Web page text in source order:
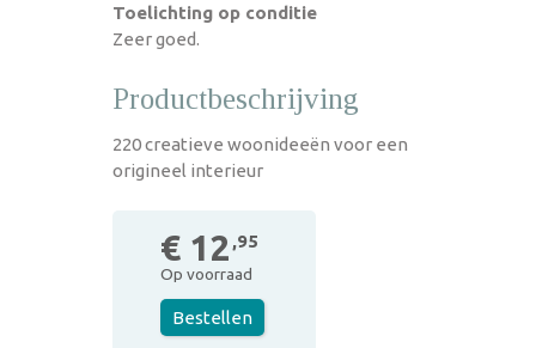
Toelichting op conditie
Zeer goed.
Productbeschrijving
220 creatieve woonideeën voor een
origineel interieur
€ 12 ,95
Op voorraad
Bestellen